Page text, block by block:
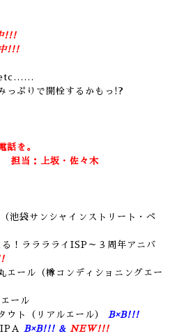
!!!
!!!
っぷりで開栓するかもっ!?
話を。
担当：上坂・佐々木
池袋サンシャインストリート・ペ
！ラララライISP～３周年アニバ
エール（樽コンディショニングエー
ール
ト（リアルエール）
B×B!!!
B×B!!! & NEW!!!